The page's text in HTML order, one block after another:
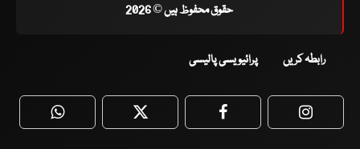
حقوق محفوظ ہیں © 2026
رابطہ کریں پرائیویسی پالیسی
WhatsApp Twitter Facebook